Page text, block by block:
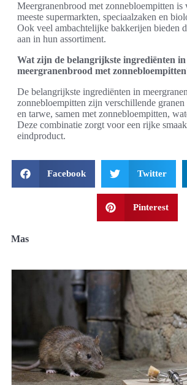
Meergranenbrood met zonnebloempitten
meeste supermarkten, speciaalzaken en
Ook veel ambachtelijke bakkerijen bieden
aan in hun assortiment.
Wat zijn de belangrijkste ingrediënten in
meergranenbrood met
De belangrijkste ingrediënten in
zonnebloempitten zijn verschillende granen
en tarwe, samen met zonnebloempitten,
Deze combinatie zorgt voor een rijke
eindproduct.
Facebook Twitter
Pinterest
Mas